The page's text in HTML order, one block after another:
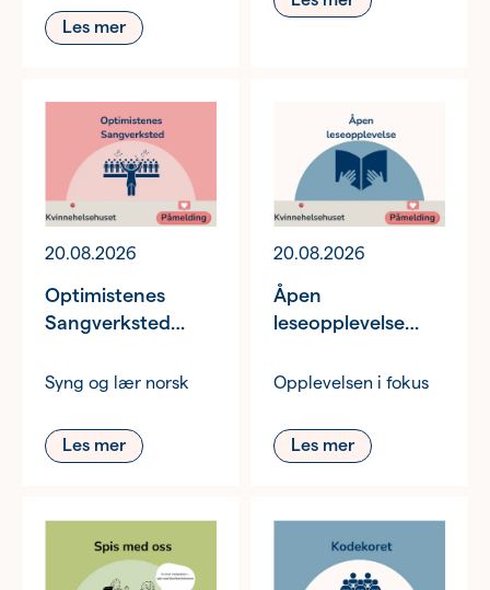
Les mer
20.08.2026
Optimistenes
Sangverksted
Syng og lær norsk
Les mer
20.08.2026
Åpen
leseopplevelse
Opplevelsen i fokus
Les mer